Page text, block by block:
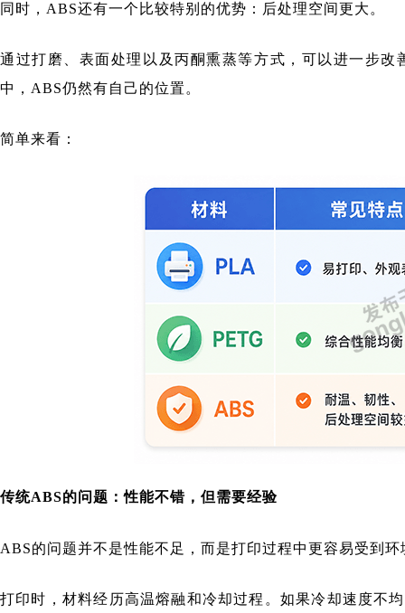
同时，ABS还有一个比较特别的优势：后处理空间更大。
通过打磨、表面处理以及丙酮熏蒸等方式，可以进一步
中，ABS仍然有自己的位置。
简单来看：
传统ABS的问题：性能不错，但需要经验
ABS的问题并不是性能不足，而是打印过程中更容易受到环
打印时，材料经历高温熔融和冷却过程。如果冷却速度不